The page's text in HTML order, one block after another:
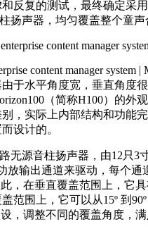
反复的测试，最终确定采
扬声器，均匀覆盖整个童声
于水平角度宽，垂直角度
（简称H100）的外
，实际上内部结构和功能
设计的。
无源音柱扬声器，由12只3
放输出通道来驱动，每个通
，在垂直覆盖范围上，它具
范围上，它可以从15º 到
，调整不同的覆盖角度，